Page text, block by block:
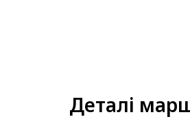
Деталі